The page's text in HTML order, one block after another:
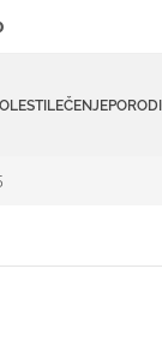
LEČENJE